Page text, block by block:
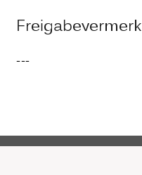
Freigabevermerk
---